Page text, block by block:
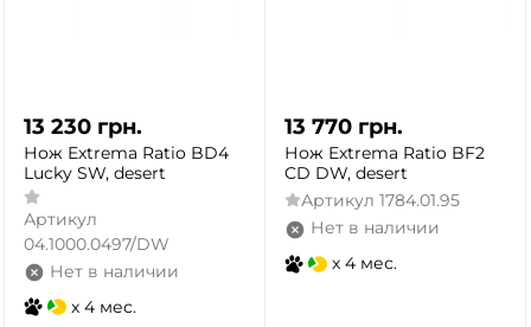
13 230 грн.
Нож Extrema Ratio BD4
Lucky SW, desert
Артикул
04.1000.0497/DW
Нет в наличии
x 4 мес.
13 770 грн.
Нож Extrema Ratio BF2
CD DW, desert
Артикул 1784.01.95
Нет в наличии
x 4 мес.